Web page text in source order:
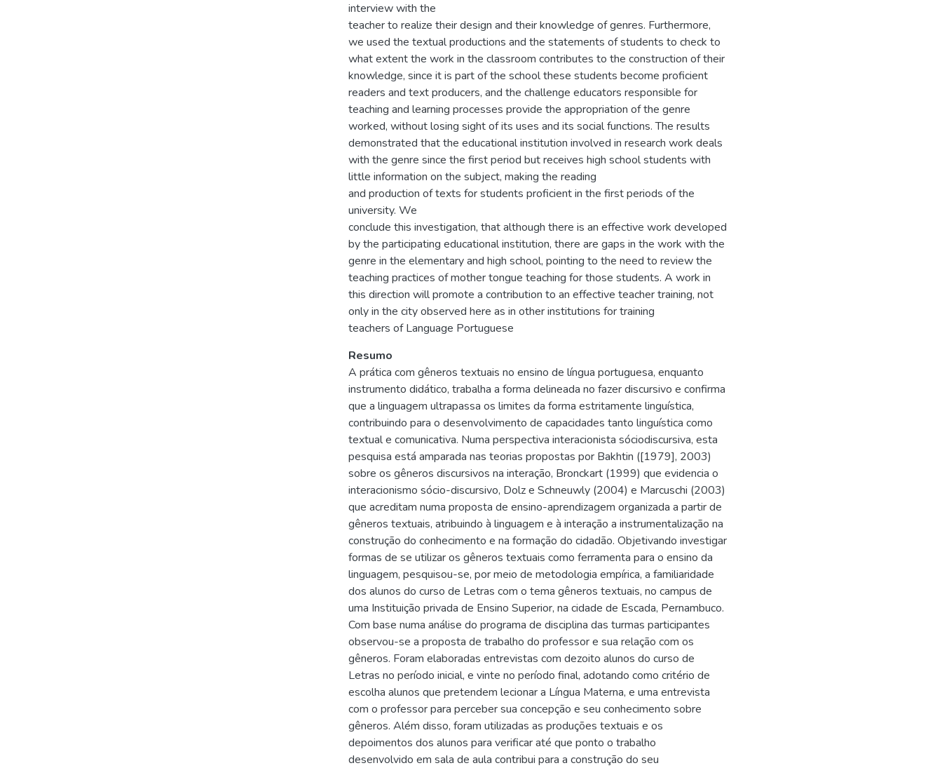
interview with the
teacher to realize their design and their knowledge of genres. Furthermore,
we used the textual productions and the statements of students to check to
what extent the work in the classroom contributes to the construction of their
knowledge, since it is part of the school these students become proficient
readers and text producers, and the challenge educators responsible for
teaching and learning processes provide the appropriation of the genre
worked, without losing sight of its uses and its social functions. The results
demonstrated that the educational institution involved in research work deals
with the genre since the first period but receives high school students with
little information on the subject, making the reading
and production of texts for students proficient in the first periods of the
university. We
conclude this investigation, that although there is an effective work developed
by the participating educational institution, there are gaps in the work with the
genre in the elementary and high school, pointing to the need to review the
teaching practices of mother tongue teaching for those students. A work in
this direction will promote a contribution to an effective teacher training, not
only in the city observed here as in other institutions for training
teachers of Language Portuguese
Resumo
A prática com gêneros textuais no ensino de língua portuguesa, enquanto
instrumento didático, trabalha a forma delineada no fazer discursivo e confirma
que a linguagem ultrapassa os limites da forma estritamente linguística,
contribuindo para o desenvolvimento de capacidades tanto linguística como
textual e comunicativa. Numa perspectiva interacionista sóciodiscursiva, esta
pesquisa está amparada nas teorias propostas por Bakhtin ([1979], 2003)
sobre os gêneros discursivos na interação, Bronckart (1999) que evidencia o
interacionismo sócio-discursivo, Dolz e Schneuwly (2004) e Marcuschi (2003)
que acreditam numa proposta de ensino-aprendizagem organizada a partir de
gêneros textuais, atribuindo à linguagem e à interação a instrumentalização na
construção do conhecimento e na formação do cidadão. Objetivando investigar
formas de se utilizar os gêneros textuais como ferramenta para o ensino da
linguagem, pesquisou-se, por meio de metodologia empírica, a familiaridade
dos alunos do curso de Letras com o tema gêneros textuais, no campus de
uma Instituição privada de Ensino Superior, na cidade de Escada, Pernambuco.
Com base numa análise do programa de disciplina das turmas participantes
observou-se a proposta de trabalho do professor e sua relação com os
gêneros. Foram elaboradas entrevistas com dezoito alunos do curso de
Letras no período inicial, e vinte no período final, adotando como critério de
escolha alunos que pretendem lecionar a Língua Materna, e uma entrevista
com o professor para perceber sua concepção e seu conhecimento sobre
gêneros. Além disso, foram utilizadas as produções textuais e os
depoimentos dos alunos para verificar até que ponto o trabalho
desenvolvido em sala de aula contribui para a construção do seu